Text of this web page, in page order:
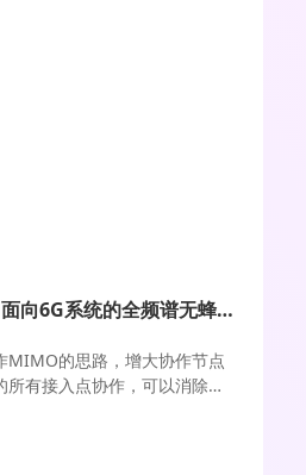
王东明,尤肖虎等 | 面向6G系统的全频谱无蜂窝无线接入网: 系统设计和试验结果
MIMO的思路，增大协作节点
有接入点协作，可以消除传